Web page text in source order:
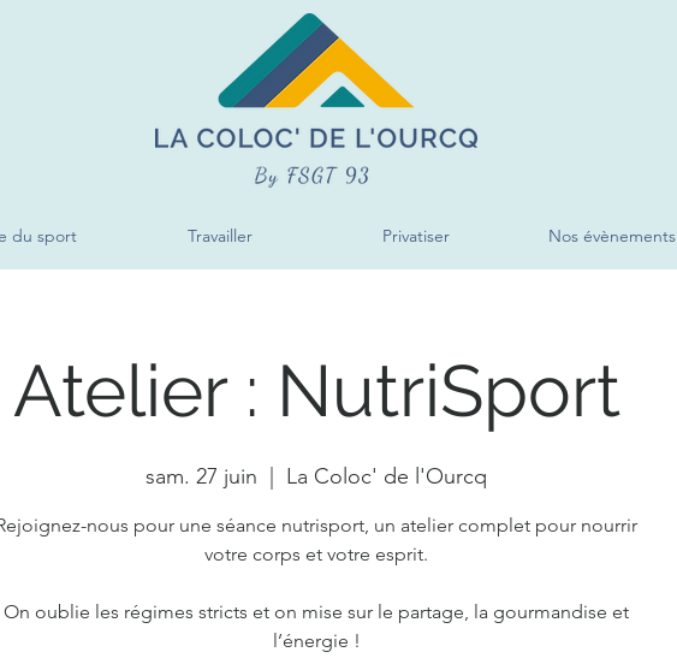
du sport Travailler Privatiser Nos évènements
Atelier : NutriSport
sam. 27 juin La Coloc' de l'Ourcq
nous pour une séance nutrisport, un atelier complet pour nourrir
votre corps et votre esprit.
On oublie les régimes stricts et on mise sur le partage, la gourmandise et
l’énergie !